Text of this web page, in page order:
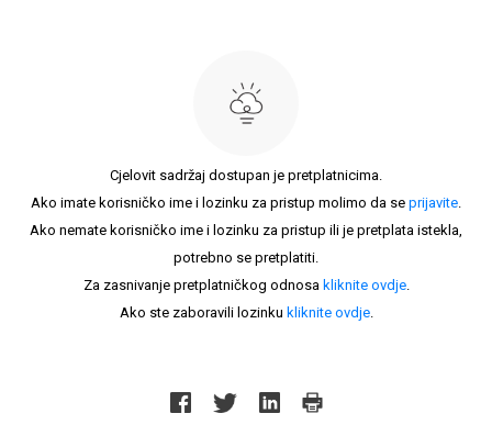
Cjelovit sadržaj dostupan je pretplatnicima.
Ako imate korisničko ime i lozinku za pristup molimo da se prijavite.
Ako nemate korisničko ime i lozinku za pristup ili je pretplata istekla,
potrebno se pretplatiti.
Za zasnivanje pretplatničkog odnosa kliknite ovdje.
Ako ste zaboravili lozinku kliknite ovdje.